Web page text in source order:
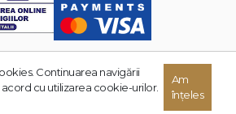
TREI. Toate drepturile rezervate.
Continuarea navigării
cu utilizarea cookie-urilor.
Am
înțeles